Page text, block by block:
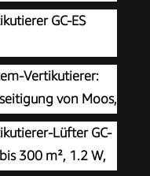
Krallen)
GC-ES
Vertikutierer:
von Moos,
Arbeitsbreite, mit
zum leichteren
Lüfter GC-
300 m², 1.2 W,